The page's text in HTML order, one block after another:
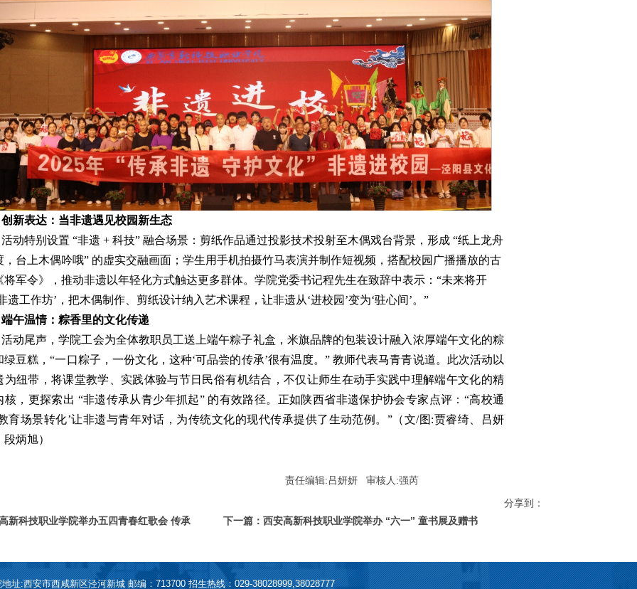
创新表达：当非遗遇见校园新生态
活动特别设置 “非遗 + 科技” 融合场景：剪纸作品通过投影技术投射至木偶戏台背景，形成 “纸上龙舟
，台上木偶吟哦” 的虚实交融画面；学生用手机拍摄竹马表演并制作短视频，搭配校园广播播放的古
将军令》，推动非遗以年轻化方式触达更多群体。学院党委书记程先生在致辞中表示：“未来将开
遗工作坊’，把木偶制作、剪纸设计纳入艺术课程，让非遗从‘进校园’变为‘驻心间’。”
端午温情：粽香里的文化传递
活动尾声，学院工会为全体教职员工送上端午粽子礼盒，米旗品牌的包装设计融入浓厚端午文化的粽
绿豆糕，“一口粽子，一份文化，这种‘可品尝的传承’很有温度。” 教师代表马青青说道。此次活动以
为纽带，将课堂教学、实践体验与节日民俗有机结合，不仅让师生在动手实践中理解端午文化的精
核，更探索出 “非遗传承从青少年抓起” 的有效路径。正如陕西省非遗保护协会专家点评：“高校通
育场景转化’让非遗与青年对话，为传统文化的现代传承提供了生动范例。”（文/图:贾睿绮、吕妍
段炳旭）
责任编辑:吕妍妍 审核人:强芮
分享到：
新科技职业学院举办五四青春红歌会 传承
下一篇：西安高新科技职业学院举办 “六一” 童书展及赠书
地址:西安市西咸新区泾河新城 邮编：713700 招生热线：029-38028999,38028777